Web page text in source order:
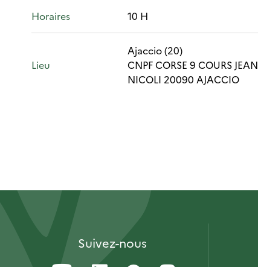
Horaires 10 H
Lieu
Ajaccio (20)
CNPF CORSE 9 COURS JEAN
NICOLI 20090 AJACCIO
Suivez-nous